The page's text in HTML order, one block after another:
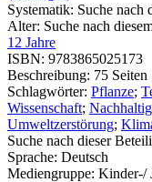
Systematik: Suche nach
Alter: Suche nach
12 Jahre
ISBN: 9783865025173
Beschreibung: 75 Seiten
Schlagwörter: Pflanze;
Wissenschaft;
Umweltzerstörung;
Suche nach dieser
Sprache: Deutsch
Mediengruppe: Kinder-/